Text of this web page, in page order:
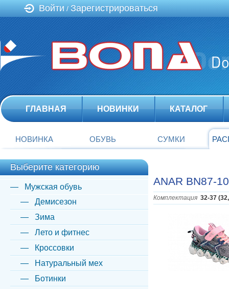
Войти / Зарегистрироваться
ГЛАВНАЯ НОВИНКИ КАТАЛОГ
НОВИНКА ОБУВЬ СУМКИ
ANAR BN87-10
Комплектация 32-37
Выберите категорию
Мужская обувь
Демисезон
Зима
Лето и фитнес
Кроссовки
Натуральный мех
Ботинки